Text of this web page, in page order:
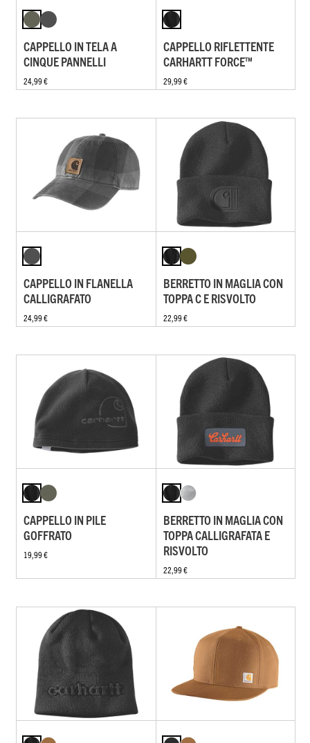
CAPPELLO IN TELA A
CINQUE PANNELLI
24,99 €
CAPPELLO RIFLETTENTE
CARHARTT FORCE™
29,99 €
CAPPELLO IN FLANELLA
CALLIGRAFATO
24,99 €
BERRETTO IN MAGLIA CON
TOPPA C E RISVOLTO
22,99 €
CAPPELLO IN PILE
GOFFRATO
19,99 €
BERRETTO IN MAGLIA CON
TOPPA CALLIGRAFATA E
RISVOLTO
22,99 €